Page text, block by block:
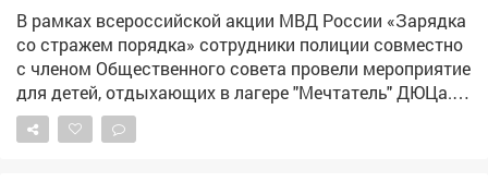
В рамках всероссийской акции МВД России «Зарядка
со стражем порядка» сотрудники полиции совместно
с членом Общественного совета провели мероприятие
для детей, отдыхающих в лагере "Мечтатель" ДЮЦа. В
начале мероприятия инспектор отдела по делам
несовершеннолетних Отдела МВД России